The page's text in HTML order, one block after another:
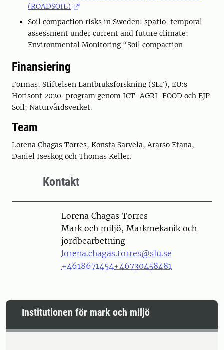
(ROADSOIL)
Soil compaction risks in Sweden: spatio-temporal
assessment under current and future climate;
Environmental Monitoring “Soil compaction
Finansiering
Formas, Stiftelsen Lantbruksforskning (SLF), EU:s
Horisont 2020-program genom ICT-AGRI-FOOD och EJP
Soil; Naturvårdsverket.
Team
Lorena Chagas Torres, Konsta Sarvela, Ararso Etana,
Daniel Iseskog och Thomas Keller.
Kontakt
PersonLorena Chagas Torres
Mark och miljö, Markmekanik och
jordbearbetning
lorena.chagas.torres@slu.se
+4618671454+46730458481
Institutionen för mark och miljö